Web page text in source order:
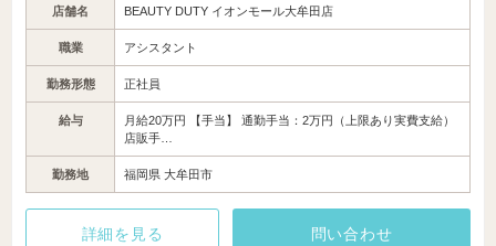
店舗名 BEAUTY DUTY イオンモール大牟田店
職業 アシスタント
勤務形態 正社員
給与
月給20万円 【手当】 通勤手当：2万円（上限あり実費支給）
店販手…
勤務地 福岡県 大牟田市
詳細を見る 問い合わせ